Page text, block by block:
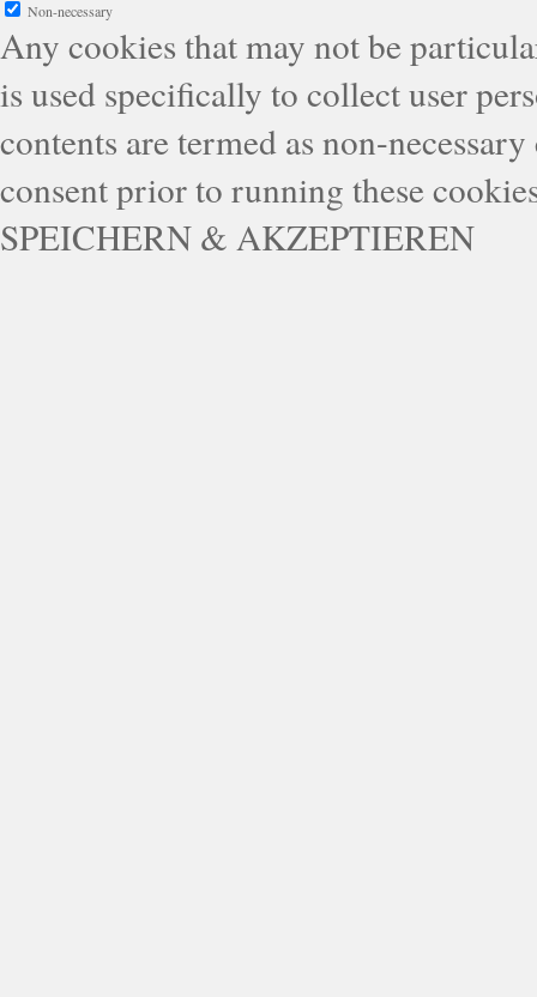
Non-necessary
Any cookies that may not be
is used specifically to collect user
contents are termed as non-
consent prior to running these
SPEICHERN & AKZEPTIEREN